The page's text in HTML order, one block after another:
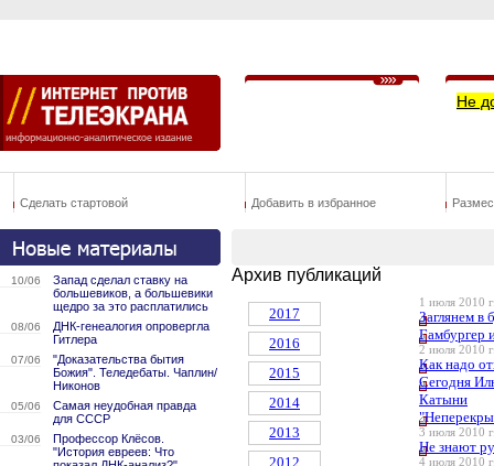
Не
Сделать стартовой Добавить в избранное
10/06
Запад сделал ставку на
большевиков, а большевики
щедро за это расплатились
08/06
ДНК-генеалогия опровергла
Гитлера
07/06
"Доказательства бытия
Божия". Теледебаты. Чаплин/
Никонов
05/06
Самая неудобная правда
для СССР
03/06
Профессор Клёсов.
"История евреев: Что
Архив публикаций
2017
2016
2015
2014
2013
2012
1 июля 2010
Заглянем в
Гамбургер
2 июля 2010
Как надо
Сегодня
Катыни
3 июля 2010
Не знают
4 июля 2010